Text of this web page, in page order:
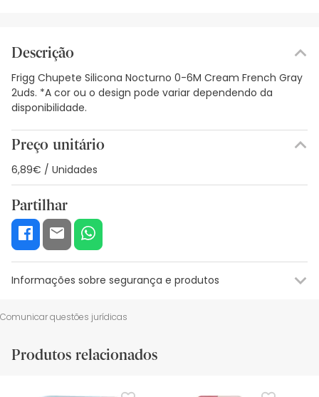
Descrição
Frigg Chupete Silicona Nocturno 0-6M Cream French Gray
2uds. *A cor ou o design pode variar dependendo da
disponibilidade.
Preço unitário
6,89€ / Unidades
Partilhar
Informações sobre segurança e produtos
Recursos de segurança visual
De momento, não dispomos de imagens de segurança
Recomendamos que voltes mais tarde para veres as
Comunicar questões jurídicas
Produtos relacionados